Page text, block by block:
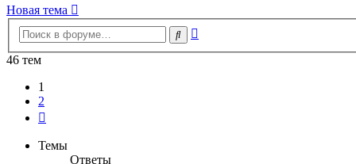
Новая
тема
Новая тема
Поиск
46 тем
1
2
Темы
Ответы